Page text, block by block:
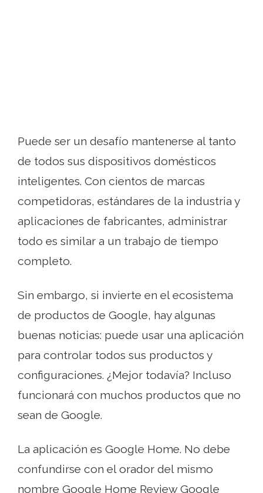
Puede ser un desafío mantenerse al tanto
de todos sus dispositivos domésticos
inteligentes. Con cientos de marcas
competidoras, estándares de la industria y
aplicaciones de fabricantes, administrar
todo es similar a un trabajo de tiempo
completo.
Sin embargo, si invierte en el ecosistema
de productos de Google, hay algunas
buenas noticias: puede usar una aplicación
para controlar todos sus productos y
configuraciones. ¿Mejor todavía? Incluso
funcionará con muchos productos que no
sean de Google.
La aplicación es Google Home. No debe
confundirse con el orador del mismo
nombre Google Home Review Google